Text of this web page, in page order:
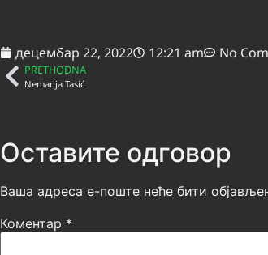
децембар 22, 2022 12:21 am No
PRETHODNA
Nemanja Tasić
Оставите одговор
Ваша адреса е-поште неће бити
Коментар *